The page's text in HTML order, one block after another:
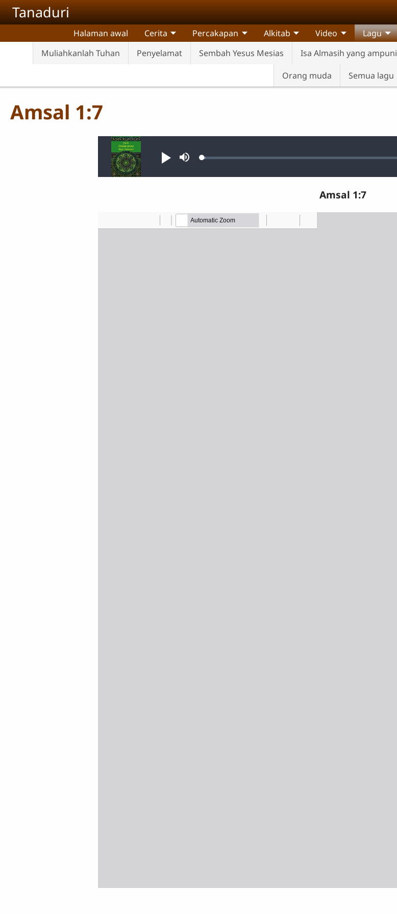
Skip to main content
Tanaduri
Halaman awal Cerita Percakapan Alkitab Video
Lagu
Muliahkanlah Tuhan
Penyelamat Sembah Yesus Mesias Isa Almasih yang ampuni
Orang muda
Semua lagu
Amsal 1:7
Audio file
PutarBisu Loaded:
Amsal 1:7